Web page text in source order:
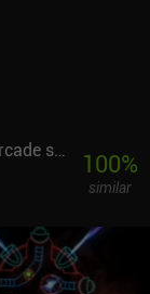
shooter 100%
similar